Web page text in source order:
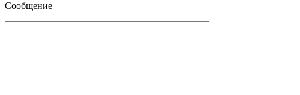
Сообщение